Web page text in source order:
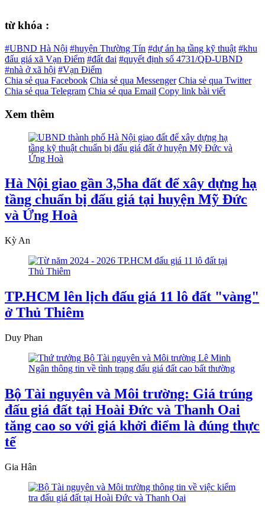
từ khóa :
#UBND Hà Nội #huyện Thường Tín #dự án hạ tầng kỹ thuật #khu
đấu giá xã Vạn Điểm #đất đai #quyết định số 4731/QĐ-UBND
#nhà ở xã hội #Vạn Điểm
Chia sẻ qua Facebook Chia sẻ qua Messenger Chia sẻ qua Twitter
Chia sẻ qua Telegram Chia sẻ qua Email Copy link bài viết
Xem thêm
Hà Nội giao gần 3,5ha đất để xây dựng hạ
tầng chuẩn bị đấu giá tại huyện Mỹ Đức
và Ứng Hoà
Kỳ An
TP.HCM lên lịch đấu giá 11 lô đất "vàng"
ở Thủ Thiêm
Duy Phan
Bộ Tài nguyên và Môi trường: Giá trúng
đấu giá đất tại Hoài Đức và Thanh Oai
tăng cao so với giá khởi điểm là đúng thực
tế
Gia Hân